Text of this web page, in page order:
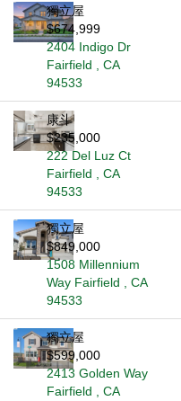
獨立屋
$674,999
2404 Indigo Dr
Fairfield , CA
94533
康斗
$235,000
222 Del Luz Ct
Fairfield , CA
94533
獨立屋
$849,000
1508 Millennium
Way Fairfield , CA
94533
獨立屋
$599,000
2413 Golden Way
Fairfield , CA